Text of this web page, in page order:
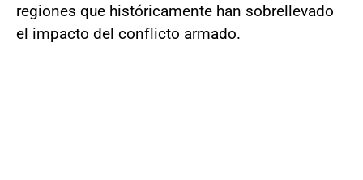
regiones que históricamente han sobrellevado
el impacto del conflicto armado.